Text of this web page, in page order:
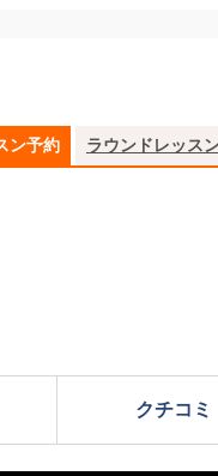
ン予約 ラウンドレッス
クチコミ